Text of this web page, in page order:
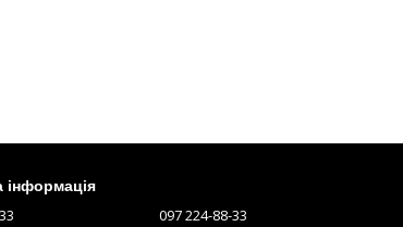
інформація
097 224-88-33